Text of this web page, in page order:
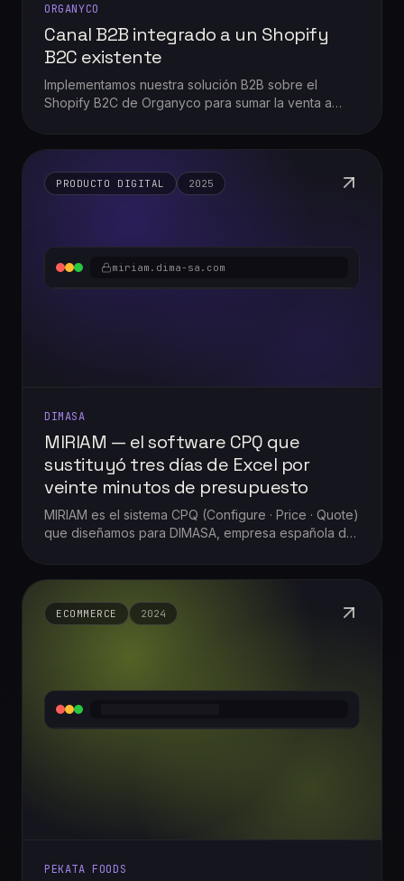
ORGANYCO
Canal B2B integrado a un Shopify
B2C existente
Implementamos nuestra solución B2B sobre el
Shopify B2C de Organyco para sumar la venta a
miriam.dima-sa.com
PRODUCTO DIGITAL 2025
DIMASA
MIRIAM — el software CPQ que
sustituyó tres días de Excel por
veinte minutos de presupuesto
MIRIAM es el sistema CPQ (Configure · Price · Quote)
que diseñamos para DIMASA, empresa española de
en veinte minutos: con trazabilidad, KPIs e informes
en tiempo real y la propuesta firmada antes de
ECOMMERCE 2024
PEKATA FOODS